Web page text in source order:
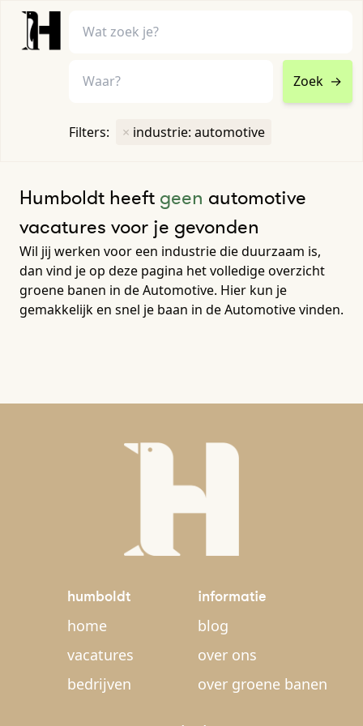
Zoek →
Filters: × industrie: automotive
Humboldt heeft geen automotive
vacatures voor je gevonden
Wil jij werken voor een industrie die duurzaam is,
dan vind je op deze pagina het volledige overzicht
groene banen in de Automotive. Hier kun je
gemakkelijk en snel je baan in de Automotive vinden.
humboldt
home
vacatures
bedrijven
informatie
blog
over ons
over groene banen